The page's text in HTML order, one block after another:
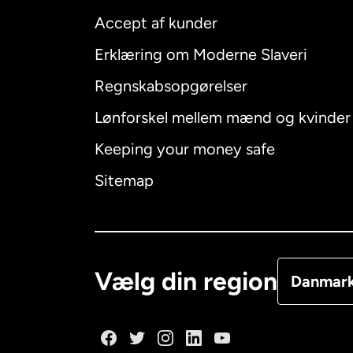
Accept af kunder
Erklæring om Moderne Slaveri
Regnskabsopgørelser
Lønforskel mellem mænd og kvinder
Keeping your money safe
Sitemap
Vælg din region
Australien